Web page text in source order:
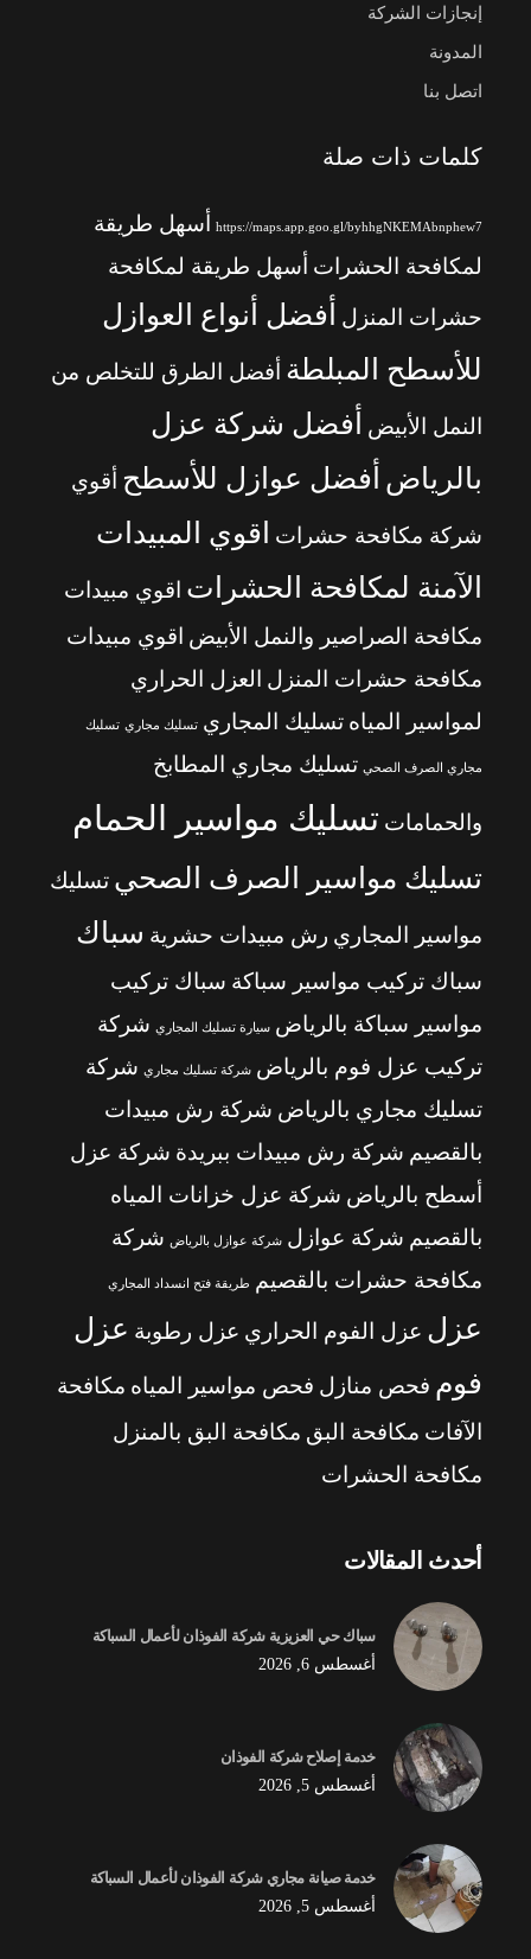
إنجازات الشركة
المدونة
اتصل بنا
كلمات ذات صلة
https://maps.app.goo.gl/byhhgNKEMAbnphew7
أسهل طريقة
لمكافحة الحشرات أسهل طريقة لمكافحة
حشرات المنزل
أفضل أنواع العوازل
للأسطح المبلطة أفضل الطرق للتخلص من
النمل الأبيض
أفضل شركة عزل
بالرياض أفضل عوازل للأسطح أقوي
شركة مكافحة حشرات
اقوي المبيدات
الآمنة لمكافحة الحشرات اقوي مبيدات
مكافحة الصراصير والنمل الأبيض اقوي مبيدات
مكافحة حشرات المنزل العزل الحراري
لمواسير المياه تسليك المجاري تسليك مجاري تسليك
مجاري الصرف الصحي تسليك مجاري المطابخ
والحمامات تسليك مواسير الحمام
تسليك مواسير الصرف الصحي تسليك
مواسير المجاري رش مبيدات حشرية سباك
سباك تركيب مواسير سباكة سباك تركيب
مواسير سباكة بالرياض سيارة تسليك المجاري شركة
تركيب عزل فوم بالرياض شركة تسليك مجاري شركة
تسليك مجاري بالرياض شركة رش مبيدات
بالقصيم شركة رش مبيدات ببريدة شركة عزل
أسطح بالرياض شركة عزل خزانات المياه
بالقصيم شركة عوازل شركة عوازل بالرياض شركة
مكافحة حشرات بالقصيم
طريقة فتح انسداد المجاري
عزل عزل الفوم الحراري عزل رطوبة عزل
فوم فحص منازل فحص مواسير المياه مكافحة
الآفات مكافحة البق مكافحة البق بالمنزل
مكافحة الحشرات
أحدث المقالات
سباك حي العزيزية شركة الفوذان لأعمال السباكة
أغسطس 6, 2026
خدمة إصلاح شركة الفوذان
أغسطس 5, 2026
خدمة صيانة مجاري شركة الفوذان لأعمال السباكة
أغسطس 5, 2026